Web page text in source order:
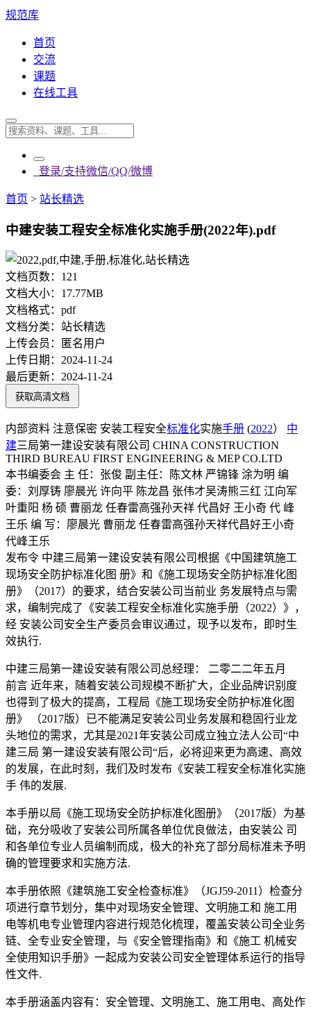
规范库
首页
交流
课题
在线工具
登录/支持微信/QQ/微博
首页 > 站长精选
中建安装工程安全标准化实施手册(2022年).pdf
文档页数： 121
文档大小： 17.77MB
文档格式： pdf
文档分类： 站长精选
上传会员：
匿名用户
上传日期： 2024-11-24
最后更新： 2024-11-24
获取高清文档
内部资料 注意保密 安装工程安全标准化实施手册 (2022） 中
建三局第一建设安装有限公司 CHINA CONSTRUCTION
THIRD BUREAU FIRST ENGINEERING & MEP CO.LTD
本书编委会 主 任：张俊 副主任：陈文林 严锦锋 涂为明 编
委：刘厚铸 廖晨光 许向平 陈龙昌 张伟才吴涛熊三红 江向军
叶重阳 杨 硕 曹丽龙 任春雷高强孙天祥 代昌好 王小奇 代 峰
王乐 编 写：廖晨光 曹丽龙 任春雷高强孙天祥代昌好王小奇
代峰王乐
发布令 中建三局第一建设安装有限公司根据《中国建筑施工
现场安全防护标准化图 册》和《施工现场安全防护标准化图
册》（2017）的要求，结合安装公司当前业 务发展特点与需
求，编制完成了《安装工程安全标准化实施手册（2022）》，
经 安装公司安全生产委员会审议通过，现予以发布，即时生
效执行.
中建三局第一建设安装有限公司总经理： 二零二二年五月
前言 近年来，随着安装公司规模不断扩大，企业品牌识别度
也得到了极大的提高，工程局《施工现场安全防护标准化图
册》 （2017版）已不能满足安装公司业务发展和稳固行业龙
头地位的需求，尤其是2021年安装公司成立独立法人公司“中
建三局 第一建设安装有限公司“后，必将迎来更为高速、高效
的发展，在此时刻，我们及时发布《安装工程安全标准化实施
手 伟的发展.
本手册以局《施工现场安全防护标准化图册》（2017版）为基
础，充分吸收了安装公司所属各单位优良做法，由安装公 司
和各单位专业人员编制而成，极大的补充了部分局标准未予明
确的管理要求和实施方法.
本手册依照《建筑施工安全检查标准》（JGJ59-2011）检查分
项进行章节划分，集中对现场安全管理、文明施工和 施工用
电等机电专业管理内容进行规范化梳理，覆盖安装公司全业务
链、全专业安全管理，与《安全管理指南》和《施工 机械安
全使用知识手册》一起成为安装公司安全管理体系运行的指导
性文件.
本手册涵盖内容有：安全管理、文明施工、施工用电、高处作